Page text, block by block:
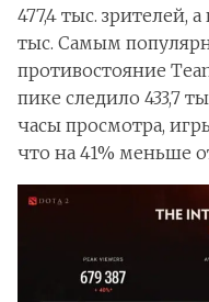
477,4 тыс. зрителей,
тыс. Самым
противостояние
пике следило 433,7
часы просмотра,
что на 41% меньше